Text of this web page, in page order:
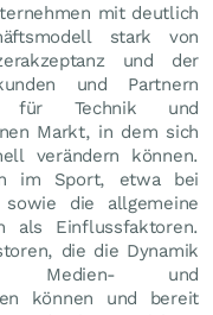
mit deutlich
stark von
und der
und Partnern
für Technik und
Markt, in dem sich
verändern können.
im Sport, etwa bei
sowie die allgemeine
als Einflussfaktoren.
die die Dynamik
Medien- und
können und bereit